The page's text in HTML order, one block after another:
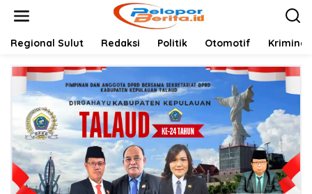
Regional Sulut Redaksi Politik Otomotif Kriminal